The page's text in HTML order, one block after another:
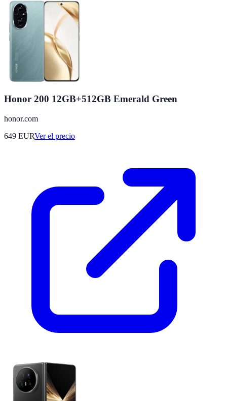
Honor 200 12GB+512GB Emerald Green
honor.com
649 EURVer el precio